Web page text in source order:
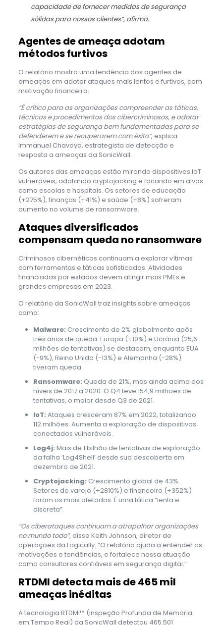
capacidade de fornecer medidas de segurança
sólidas para nossos clientes”, afirma.
Agentes de ameaça adotam
métodos furtivos
O relatório mostra uma tendência dos agentes de
ameaças em adotar ataques mais lentos e furtivos, com
motivação financeira.
“É crítico para as organizações compreender as táticas,
técnicas e procedimentos dos cibercriminosos, e adotar
estratégias de segurança bem fundamentadas para se
defenderem e se recuperarem com êxito”, explica
Immanuel Chavoya, estrategista de detecção e
resposta a ameaças da SonicWall.
Os autores das ameaças estão mirando dispositivos IoT
vulneráveis, adotando cryptojacking e focando em alvos
como escolas e hospitais. Os setores de educação
(+275%), finanças (+41%) e saúde (+8%) sofreram
aumento no volume de ransomware.
Ataques diversificados
compensam queda no ransomware
Criminosos cibernéticos continuam a explorar vítimas
com ferramentas e táticas sofisticadas. Atividades
financiadas por estados devem atingir mais PMEs e
grandes empresas em 2023.
O relatório da SonicWall traz insights sobre ameaças
como:
Malware: Crescimento de 2% globalmente após
três anos de queda. Europa (+10%) e Ucrânia (25,6
milhões de tentativas) se destacam, enquanto EUA
(-9%), Reino Unido (-13%) e Alemanha (-28%)
tiveram queda.
Ransomware: Queda de 21%, mas ainda acima dos
níveis de 2017 a 2020. O Q4 teve 154,9 milhões de
tentativas, o maior desde Q3 de 2021.
IoT: Ataques cresceram 87% em 2022, totalizando
112 milhões. Aumenta a exploração de dispositivos
conectados vulneráveis.
Log4j: Mais de 1 bilhão de tentativas de exploração
da falha ‘Log4Shell’ desde sua descoberta em
dezembro de 2021.
Cryptojacking: Crescimento global de 43%.
Setores de varejo (+2810%) e financeiro (+352%)
foram os mais afetados. É uma tática “lenta e
discreta”.
“Os ciberataques continuam a atrapalhar organizações
no mundo todo”, disse Keith Johnson, diretor de
operações da Logically. “O relatório ajuda a entender as
motivações e tendências, e fortalece nossa atuação
como consultores confiáveis em segurança digital.”
RTDMI detecta mais de 465 mil
ameaças inéditas
A tecnologia RTDMI™ (Inspeção Profunda de Memória
em Tempo Real) da SonicWall detectou 465.501